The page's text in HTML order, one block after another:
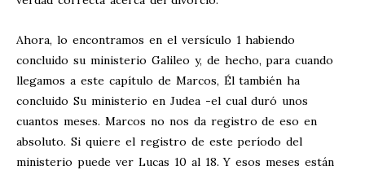
Ahora, lo encontramos en el versículo 1 habiendo
concluido su ministerio Galileo y, de hecho, para cuando
llegamos a este capítulo de Marcos, Él también ha
concluido Su ministerio en Judea -el cual duró unos
cuantos meses. Marcos no nos da registro de eso en
absoluto. Si quiere el registro de este período del
ministerio puede ver Lucas 10 al 18. Y esos meses están